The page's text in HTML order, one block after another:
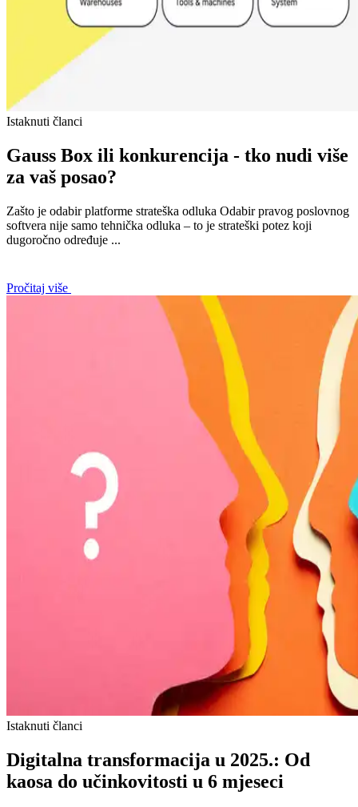
Istaknuti članci
Gauss Box ili konkurencija - tko nudi više
za vaš posao?
Zašto je odabir platforme strateška odluka Odabir pravog poslovnog
softvera nije samo tehnička odluka – to je strateški potez koji
dugoročno određuje ...
Pročitaj više
Istaknuti članci
Digitalna transformacija u 2025.: Od
kaosa do učinkovitosti u 6 mjeseci